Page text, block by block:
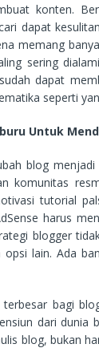
konten.
dapat
memang
sering
dapat
seperti
Untuk
blog
komunitas
tutorial
harus
blogger
lain. Ada
bagi
dari dunia
blog, bukan